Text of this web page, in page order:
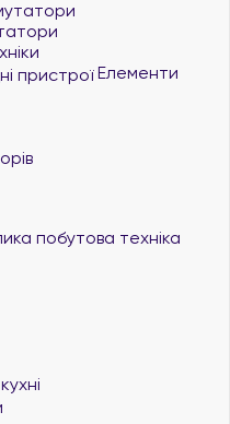
Елементи
побутова техніка